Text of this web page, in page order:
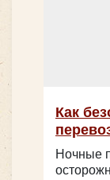
Как
Ночные